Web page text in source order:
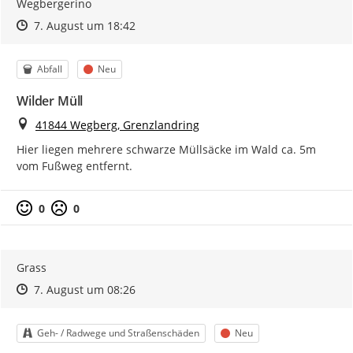
Wegbergerino
Zeitpunkt des Erstellens
Zeitpunkt des Erstellens
7. August um 18:42Zur Äußerung
Kategorie
Abfall Status
Neu
Wilder Müll
Ort
41844 Wegberg, Grenzlandring
Hier liegen mehrere schwarze Müllsäcke im Wald ca. 5m
vom Fußweg entfernt.
0 0
Grass
Zeitpunkt des Erstellens
Zeitpunkt des Erstellens
7. August um 08:26Zur Äußerung
Kategorie
Geh- / Radwege und Straßenschäden Status
Neu